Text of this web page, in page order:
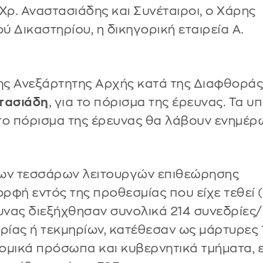
Αναστασιάδης και Συνέταιροι, ο Χάρης
η δικηγορική εταιρεία Α.
Ανεξάρτητης Αρχής κατά της
, για το πόρισμα της έρευνας. Τα
πόρισμα της έρευνας θα λάβουν
τεσσάρων λειτουργών επιθεώρησης
εντός της προθεσμίας που είχε τεθεί
διεξήχθησαν συνολικά 214 συνεδρίες/
ή τεκμηρίων, κατέθεσαν ως μάρτυρες
πρόσωπα και κυβερνητικά τμήματα,